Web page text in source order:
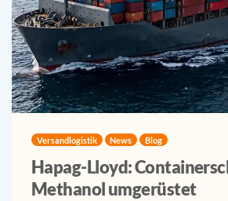
Versandlogistik News Blog
Hapag-Lloyd:
Methanol umgerüstet